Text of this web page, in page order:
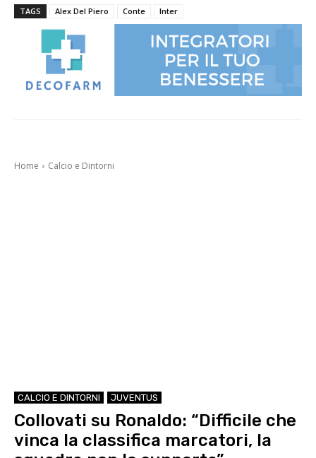
TAGS Alex Del Piero Conte Inter